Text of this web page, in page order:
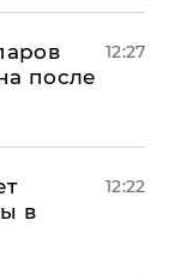
после
12:27
в
12:22